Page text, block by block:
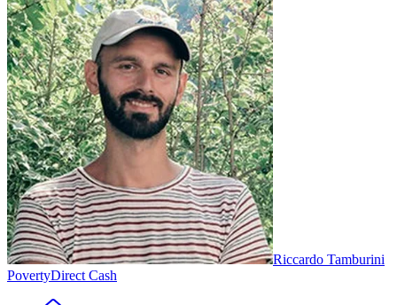
Riccardo Tamburini
PovertyDirect Cash